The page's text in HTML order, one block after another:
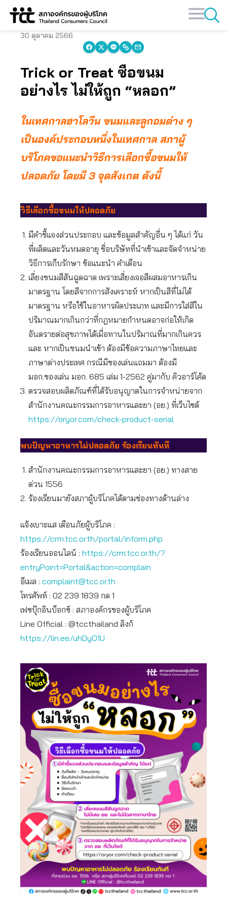
Skip
30 ตุลาคม 2566
Trick or Treat ซื้อขนม
อย่างไร ไม่ให้ถูก “หลอก”
ในเทศกาลฮาโลวีน ขนมและลูกอมต่าง ๆ
เป็นองค์ประกอบหนึ่งในเทศกาล สภาผู้
บริโภคขอแนะนำวิธีการเลือกซื้อขนมให้
ปลอดภัย โดยมี 3 จุดสังเกต ดังนี้
วิธีเลือกซื้อขนมให้ปลอดภัย
มีคำชี้แจงส่วนประกอบ และข้อมูลสำคัญอื่น ๆ ได้แก่ วัน
ที่ผลิตและวันหมดอายุ ชื่อบริษัทที่นำเข้าและจัดจำหน่าย
วิธีการเก็บรักษา ข้อแนะนำ คำเตือน
เลี่ยงขนมสีสันฉูดฉาด เพราะเสี่ยงเจอสีผสมอาหารเกิน
มาตรฐาน โดยสีจากการสังเคราะห์ หากเป็นสีที่ไม่ได้
มาตรฐาน หรือใช้ในอาหารผิดประเภท และมีการใส่สีใน
ปริมาณมากเกินกว่าที่กฎหมายกำหนดอาจก่อให้เกิด
อันตรายต่อสุขภาพได้เมื่อทานในปริมาณที่มากเกินควร
และ หากเป็นขนมนำเข้า ต้องมีข้อความภาษาไทยและ
ภาษาต่างประเทศ กรณีมีของเล่นแถมมา ต้องมี
มอก.ของเล่น มอก. 685 เล่ม 1-2562 คู่มากับ คิวอาร์โค้ด
ตรวจสอบผลิตภัณฑ์ที่ได้รับอนุญาตในการจำหน่ายจาก
สำนักงานคณะกรรมการอาหารและยา (อย.) ที่เว็บไซต์
https://oryor.com/check-product-serial
พบปัญหาอาหารไม่ปลอดภัย ร้องเรียนทันที
สำนักงานคณะกรรมการอาหารและยา (อย.) ทางสาย
ด่วน 1556
ร้องเรียนมายังสภาผู้บริโภคได้ตามช่องทางด้านล่าง
แจ้งเบาะแส เตือนภัยผู้บริโภค :
https://crm.tcc.or.th/portal/inform.php
ร้องเรียนออนไลน์ : https://crm.tcc.or.th/?
entryPoint=Portal&action=complain
อีเมล : complaint@tcc.or.th
โทรศัพท์ : 02 239 1839 กด 1
เฟซบุ๊กอินบ็อกซ์ : สภาองค์กรของผู้บริโภค
Line Official : @tccthailand ลิงก์
https://lin.ee/uhDyO1U